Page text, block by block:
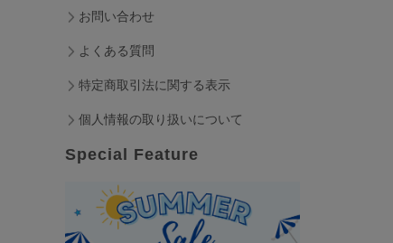
お問い合わせ
よくある質問
特定商取引法に関する表示
個人情報の取り扱いについて
Special Feature